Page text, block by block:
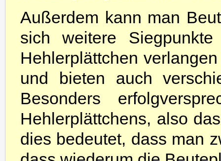
Außerdem kann man
sich weitere
Hehlerplättchen
und bieten auch
Besonders
Hehlerplättchens, also
dies bedeutet, dass man